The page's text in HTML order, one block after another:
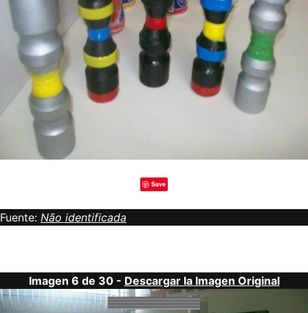
Save
Fuente: Não identificada
Imagen 6 de 30 - Descargar la Imagen Original